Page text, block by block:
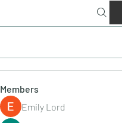
Members
Emily Lord